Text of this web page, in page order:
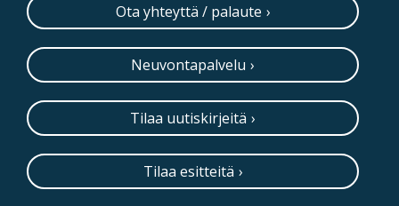
Ota yhteyttä / palaute
Neuvontapalvelu
Tilaa uutiskirjeitä
Tilaa esitteitä